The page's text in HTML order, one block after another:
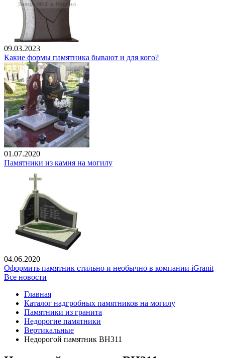
09.03.2023
Какие формы памятника бывают и для кого?
01.07.2020
Памятники из камня на могилу
04.06.2020
Оформить памятник стильно и необычно в компании iGranit
Все новости
Главная
Каталог надгробных памятников на могилу
Памятники из гранита
Недорогие памятники
Вертикальные
Недорогой памятник ВН311